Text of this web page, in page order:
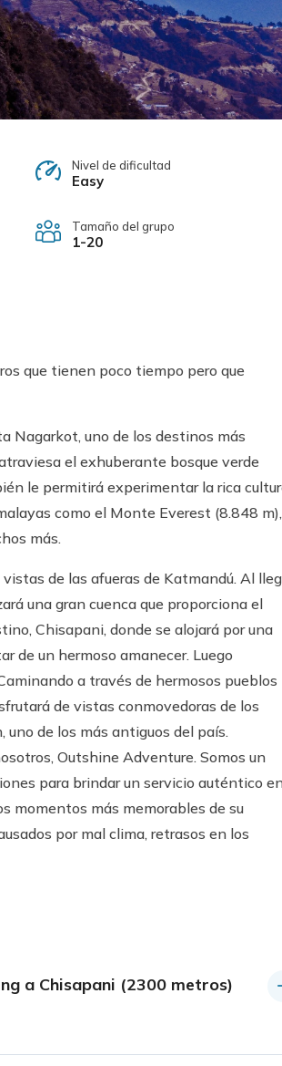
Nivel de dificultad
Easy
Tamaño del grupo
1-20
que tienen poco tiempo pero que
Nagarkot, uno de los destinos más
el exhuberante bosque verde
le permitirá experimentar la rica
como el Monte Everest (8.848 m),
más.
de las afueras de Katmandú. Al
una gran cuenca que proporciona el
Chisapani, donde se alojará por una
de un hermoso amanecer. Luego
a través de hermosos pueblos
de vistas conmovedoras de los
uno de los más antiguos del país.
Outshine Adventure. Somos un
para brindar un servicio auténtico
momentos más memorables de su
por mal clima, retrasos en los
a Chisapani (2300 metros)